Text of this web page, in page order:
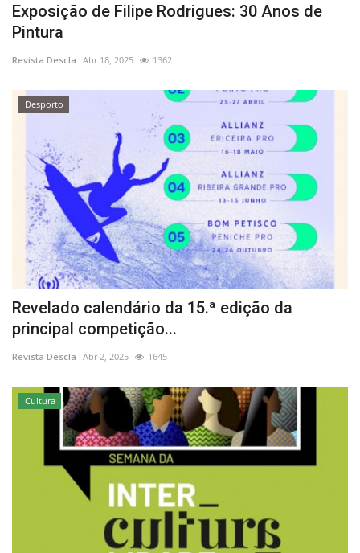
Exposição de Filipe Rodrigues: 30 Anos de
Pintura
Revista Descla Abr 18, 2025 1362
Desporto
Revelado calendário da 15.ª edição da
principal competição...
Revista Descla Abr 2, 2025 1645
Cultura